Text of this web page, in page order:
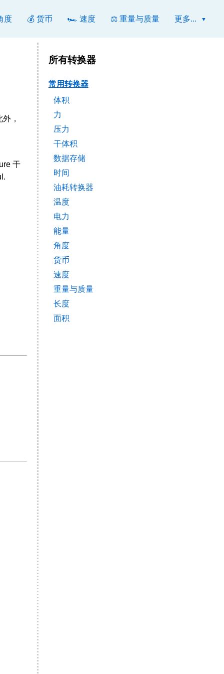
度 💰 货币 🏎️ 速度 ⚖️ 重量与质量 更多...
，
干
所有转换器
常用转换器
体积
力
压力
干体积
数据存储
时间
油耗转换器
温度
电力
能量
角度
货币
速度
重量与质量
长度
面积